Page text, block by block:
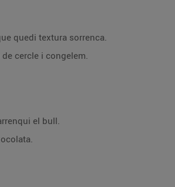
quedi textura sorrenca.
cercle i congelem.
el bull.